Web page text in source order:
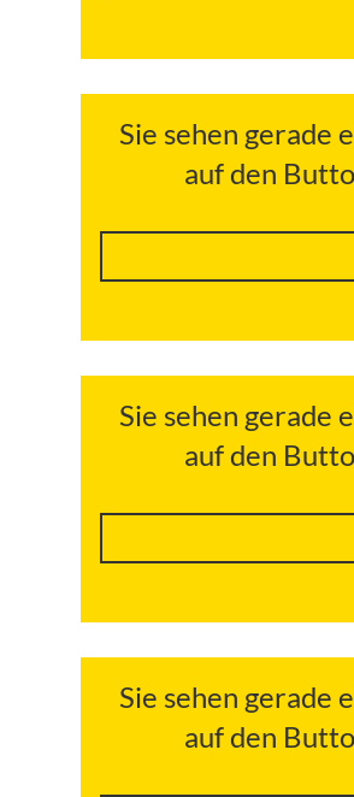
Sie sehen gerade
auf den
Sie sehen gerade
auf den
Sie sehen gerade
auf den